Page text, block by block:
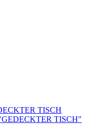
TISCH
TISCH"